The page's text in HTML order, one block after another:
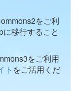
をご利
移行すること
をご利用
ト をご活用くだ